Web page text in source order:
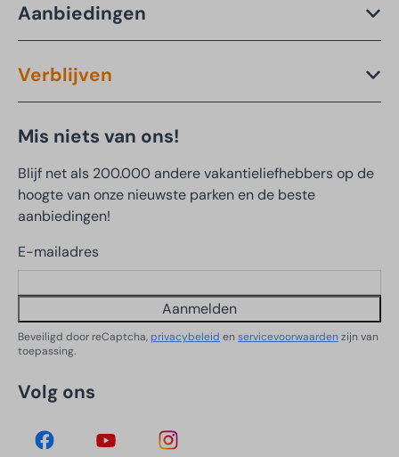
Aanbiedingen
Verblijven
Mis niets van ons!
Blijf net als 200.000 andere vakantieliefhebbers op de
hoogte van onze nieuwste parken en de beste
aanbiedingen!
E-mailadres
Aanmelden
Beveiligd door reCaptcha, privacybeleid en servicevoorwaarden zijn van
toepassing.
Volg ons